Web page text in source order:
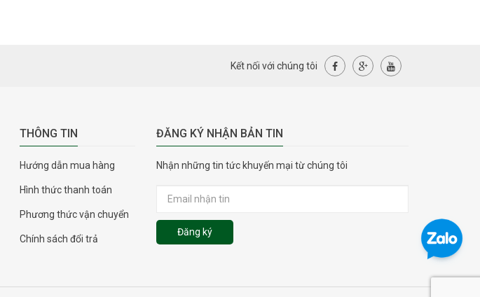
Kết nối với chúng tôi
THÔNG TIN
Hướng dẫn mua hàng
Hình thức thanh toán
Phương thức vận chuyển
Chính sách đổi trả
ĐĂNG KÝ NHẬN BẢN TIN
Nhận những tin tức khuyến mại từ chúng tôi
Đăng ký